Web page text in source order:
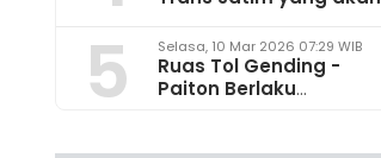
2025
5 Selasa, 10 Mar 2026 07:29 WIB
Ruas Tol Gending -
Paiton Berlaku